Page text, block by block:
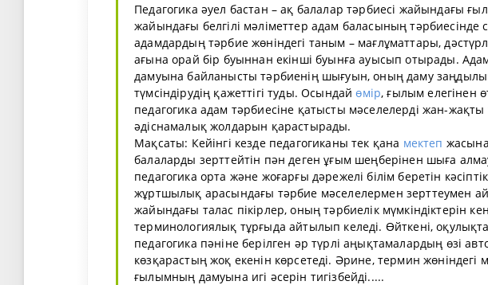
Педагогика әуел бастан – ақ балалар тәрбиесі жайындағы
жайындағы белгілі мәліметтер адам баласының тәрбиесінде
адамдардың тәрбие жөніндегі таным – мағлұматтары,
ағына орай бір буыннан екінші буынға ауысып отырады.
дамуына байланысты тәрбиенің шығуын, оның даму
түмсіндірудің қажеттігі туды. Осындайөмір, ғылым елегінен
педагогика адам тәрбиесіне қатысты мәселелерді жан-жақты
әдіснамалық жолдарын қарастырады.
Мақсаты: Кейінгі кезде педагогиканы тек қана мектеп
балаларды зерттейтін пән деген ұғым шеңберінен шыға
педагогика орта және жоғарғы дәрежелі білім беретін
жұртшылық арасындағы тәрбие мәселелермен зерттеумен
жайындағы талас пікірлер, оның тәрбиелік мүмкіндіктерін
терминологиялық тұрғыда айтылып келеді. Өйткені,
педагогика пәніне берілген әр түрлі аңықтамалардың өзі
көзқарастың жоқ екенін көрсетеді. Әрине, термин жөніндегі
ғылымның дамуына игі әсерін тигізбейді.....